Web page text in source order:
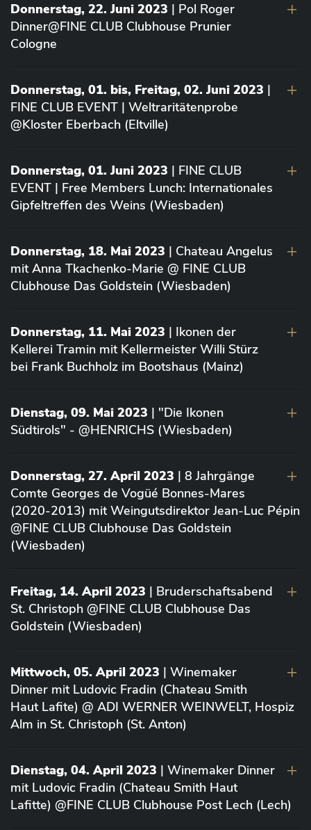
Donnerstag, 22. Juni 2023 | Pol Roger
Dinner@FINE CLUB Clubhouse Prunier
Cologne
Donnerstag, 01. bis, Freitag, 02. Juni 2023 |
FINE CLUB EVENT | Weltraritätenprobe
@Kloster Eberbach (Eltville)
Donnerstag, 01. Juni 2023 | FINE CLUB
EVENT | Free Members Lunch: Internationales
Gipfeltreffen des Weins (Wiesbaden)
Donnerstag, 18. Mai 2023 | Chateau Angelus
mit Anna Tkachenko-Marie @ FINE CLUB
Clubhouse Das Goldstein (Wiesbaden)
Donnerstag, 11. Mai 2023 | Ikonen der
Kellerei Tramin mit Kellermeister Willi Stürz
bei Frank Buchholz im Bootshaus (Mainz)
Dienstag, 09. Mai 2023 | "Die Ikonen
Südtirols" - @HENRICHS (Wiesbaden)
Donnerstag, 27. April 2023 | 8 Jahrgänge
Comte Georges de Vogüé Bonnes-Mares
(2020-2013) mit Weingutsdirektor Jean-Luc Pépin
@FINE CLUB Clubhouse Das Goldstein
(Wiesbaden)
Freitag, 14. April 2023 | Bruderschaftsabend
St. Christoph @FINE CLUB Clubhouse Das
Goldstein (Wiesbaden)
Mittwoch, 05. April 2023 | Winemaker
Dinner mit Ludovic Fradin (Chateau Smith
Haut Lafite) @ ADI WERNER WEINWELT, Hospiz
Alm in St. Christoph (St. Anton)
Dienstag, 04. April 2023 | Winemaker Dinner
mit Ludovic Fradin (Chateau Smith Haut
Lafitte) @FINE CLUB Clubhouse Post Lech (Lech)